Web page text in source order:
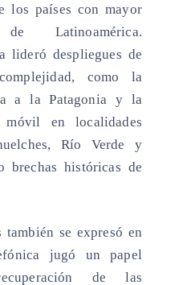
los países con mayor
Latinoamérica.
lideró despliegues de
como la
a la Patagonia y la
en localidades
Río Verde y
brechas históricas de
se expresó en
jugó un papel
de las